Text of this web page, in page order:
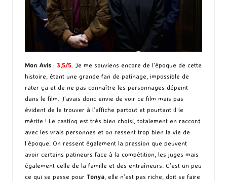
Mon Avis : 3,5/5 . Je me souviens encore de l’époque de cette
histoire, étant une grande fan de patinage, impossible de
rater ça et de ne pas connaître les personnages dépeint
dans le film. J’avais donc envie de voir ce film mais pas
évident de le trouver à l’affiche partout et pourtant il le
mérite ! Le casting est très bien choisi, totalement en raccord
avec les vrais personnes et on ressent trop bien la vie de
l’époque. On ressent également la pression que peuvent
avoir certains patineurs face à la compétition, les juges mais
également celle de la famille et des entraîneurs. C’est un peu
ce qui se passe pour Tonya , elle n’est pas riche, doit se faire